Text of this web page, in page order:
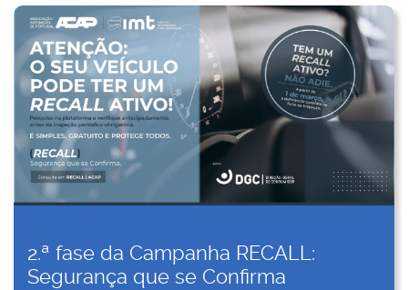
2.ª fase da Campanha RECALL:
Segurança que se Confirma